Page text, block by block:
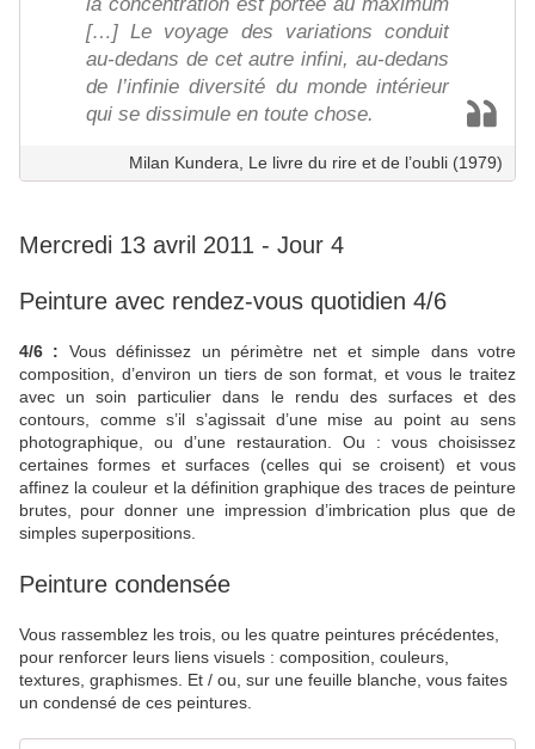
[…] Le voyage des variations conduit
au-dedans de cet autre infini, au-dedans
de l’infinie diversité du monde intérieur
qui se dissimule en toute chose.
Milan Kundera, Le livre du rire et de l’oubli (1979)
Mercredi 13 avril 2011 - Jour 4
Peinture avec rendez-vous quotidien 4/6
4/6 : Vous définissez un périmètre net et simple dans votre
composition, d’environ un tiers de son format, et vous le traitez
avec un soin particulier dans le rendu des surfaces et des
contours, comme s’il s’agissait d’une mise au point au sens
photographique, ou d’une restauration. Ou : vous choisissez
certaines formes et surfaces (celles qui se croisent) et vous
affinez la couleur et la définition graphique des traces de peinture
brutes, pour donner une impression d’imbrication plus que de
simples superpositions.
Peinture condensée
Vous rassemblez les trois, ou les quatre peintures précédentes,
pour renforcer leurs liens visuels : composition, couleurs,
textures, graphismes. Et / ou, sur une feuille blanche, vous faites
un condensé de ces peintures.